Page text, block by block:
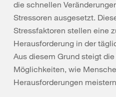
die schnellen
Stressoren ausgesetzt.
Stressfaktoren stellen eine
Herausforderung in der
Aus diesem Grund steigt
Möglichkeiten, wie
Herausforderungen